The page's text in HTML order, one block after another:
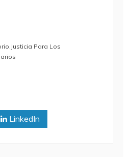
Justicia Para Los
LinkedIn